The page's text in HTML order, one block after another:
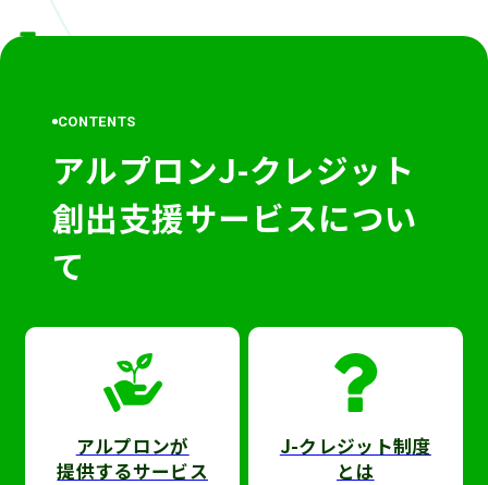
CONTENTS
アルプロンJ-クレジット
創出支援サービスについ
て
アルプロンが
提供するサービス
J-クレジット制度
とは